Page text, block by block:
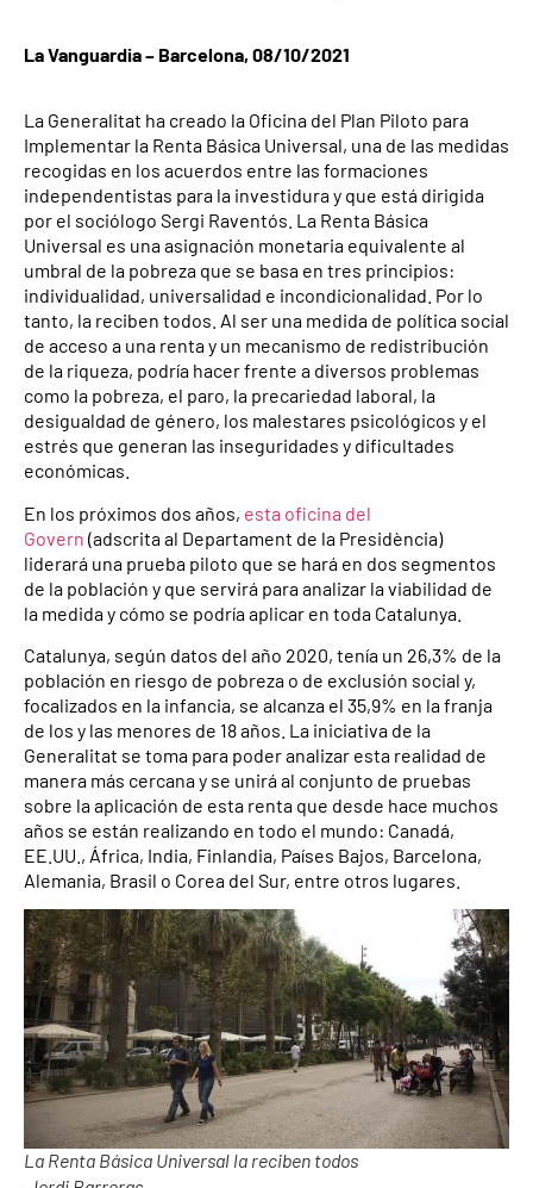
La Vanguardia – Barcelona, 08/10/2021
La Generalitat ha creado la Oficina del Plan Piloto para
Implementar la Renta Básica Universal, una de las medidas
recogidas en los acuerdos entre las formaciones
independentistas para la investidura y que está dirigida
por el sociólogo Sergi Raventós. La Renta Básica
Universal es una asignación monetaria equivalente al
umbral de la pobreza que se basa en tres principios:
individualidad, universalidad e incondicionalidad. Por lo
tanto, la reciben todos. Al ser una medida de política social
de acceso a una renta y un mecanismo de redistribución
de la riqueza, podría hacer frente a diversos problemas
como la pobreza, el paro, la precariedad laboral, la
desigualdad de género, los malestares psicológicos y el
estrés que generan las inseguridades y dificultades
económicas.
En los próximos dos años, esta oficina del
Govern (adscrita al Departament de la Presidència)
liderará una prueba piloto que se hará en dos segmentos
de la población y que servirá para analizar la viabilidad de
la medida y cómo se podría aplicar en toda Catalunya.
Catalunya, según datos del año 2020, tenía un 26,3% de la
población en riesgo de pobreza o de exclusión social y,
focalizados en la infancia, se alcanza el 35,9% en la franja
de los y las menores de 18 años. La iniciativa de la
Generalitat se toma para poder analizar esta realidad de
manera más cercana y se unirá al conjunto de pruebas
sobre la aplicación de esta renta que desde hace muchos
años se están realizando en todo el mundo: Canadá,
EE.UU., África, India, Finlandia, Países Bajos, Barcelona,
Alemania, Brasil o Corea del Sur, entre otros lugares.
La Renta Básica Universal la reciben todos